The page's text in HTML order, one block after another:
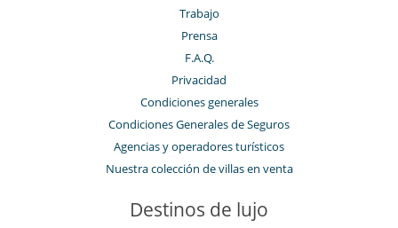
Trabajo
Prensa
F.A.Q.
Privacidad
Condiciones generales
Condiciones Generales de Seguros
Agencias y operadores turísticos
Nuestra colección de villas en venta
Destinos de lujo